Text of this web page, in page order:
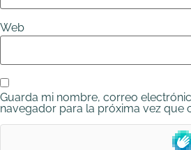
Web
Guarda mi nombre, correo
navegador para la próxima vez que